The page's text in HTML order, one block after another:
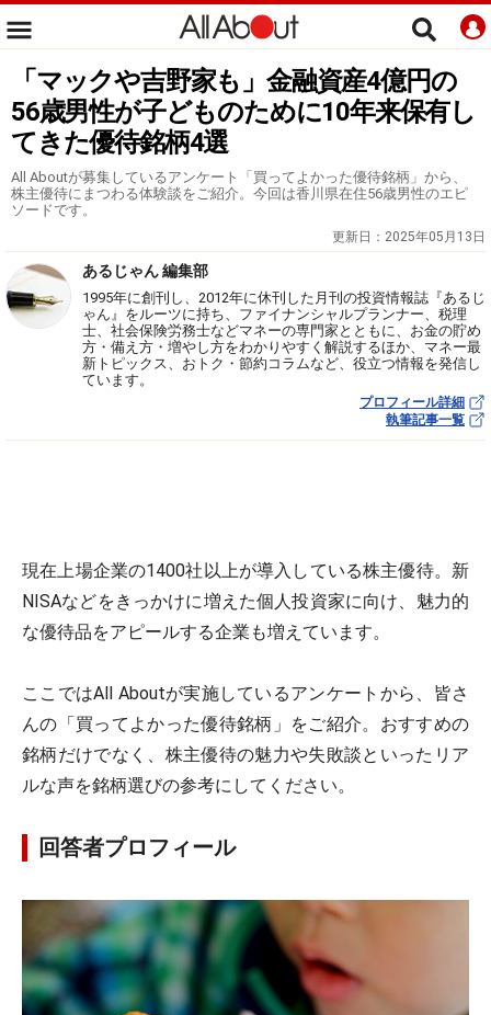
「マックや吉野家も」金融資産4億円の
56歳男性が子どものために10年来保有し
てきた優待銘柄4選
All Aboutが募集しているアンケート「買ってよかった優待銘柄」から、
株主優待にまつわる体験談をご紹介。今回は香川県在住56歳男性のエピ
ソードです。
更新日： 2025年05月13日
あるじゃん 編集部
1995年に創刊し、2012年に休刊した月刊の投資情報誌『あるじ
ゃん』をルーツに持ち、ファイナンシャルプランナー、税理
士、社会保険労務士などマネーの専門家とともに、お金の貯め
方・備え方・増やし方をわかりやすく解説するほか、マネー最
新トピックス、おトク・節約コラムなど、役立つ情報を発信し
ています。
プロフィール詳細
執筆記事一覧
現在上場企業の1400社以上が導入している株主優待。新
NISAなどをきっかけに増えた個人投資家に向け、魅力的
な優待品をアピールする企業も増えています。
ここではAll Aboutが実施しているアンケートから、皆さ
んの「買ってよかった優待銘柄」をご紹介。おすすめの
銘柄だけでなく、株主優待の魅力や失敗談といったリア
ルな声を銘柄選びの参考にしてください。
回答者プロフィール